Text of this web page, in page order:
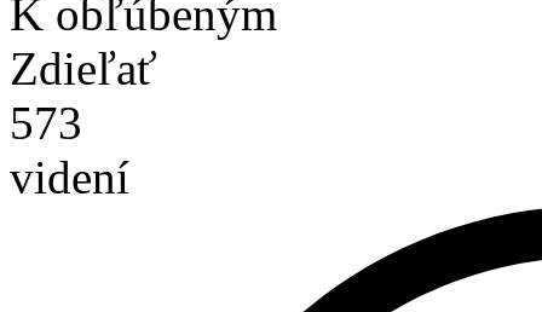
K obľúbeným
Zdieľať
573
videní